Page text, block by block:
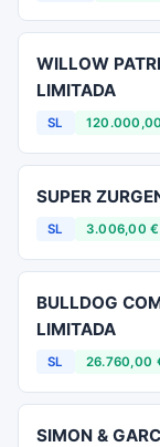
WILLOW
LIMITADA
SL
SUPER
SL 3.006,00 €
BULLDOG
LIMITADA
SL 26.760,00
SIMON &